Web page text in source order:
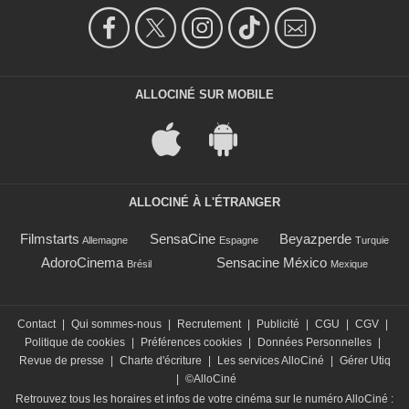
ALLOCINÉ SUR MOBILE
ALLOCINÉ À L'ÉTRANGER
Filmstarts Allemagne SensaCine Espagne Beyazperde Turquie
AdoroCinema Brésil Sensacine México Mexique
Contact | Qui sommes-nous | Recrutement | Publicité | CGU | CGV |
Politique de cookies | Préférences cookies | Données Personnelles |
Revue de presse
| Charte d'écriture | Les services AlloCiné | Gérer Utiq
| ©AlloCiné
Retrouvez tous les horaires et infos de votre cinéma sur le numéro AlloCiné :